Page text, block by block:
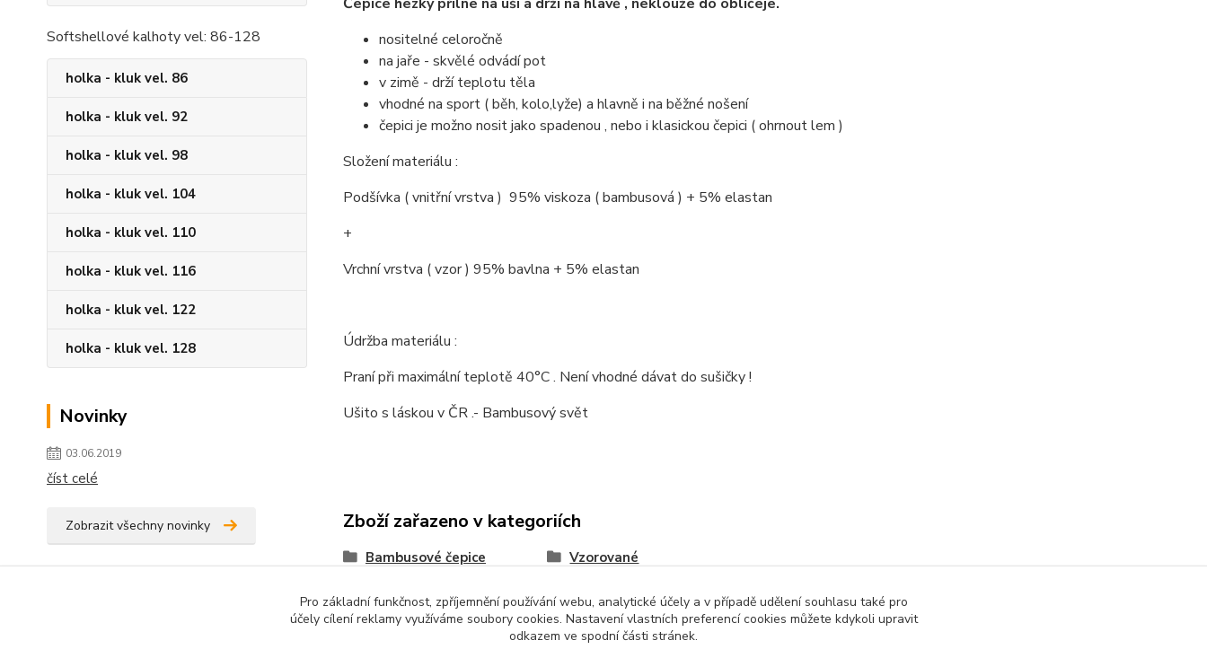
Softshellové kalhoty vel: 86-128
holka - kluk vel. 86
holka - kluk vel. 92
holka - kluk vel. 98
holka - kluk vel. 104
holka - kluk vel. 110
holka - kluk vel. 116
holka - kluk vel. 122
holka - kluk vel. 128
Novinky
03.06.2019
číst celé
Zobrazit všechny novinky
nositelné celoročně
na jaře - skvělé odvádí pot
v zimě - drží teplotu těla
vhodné na sport ( běh, kolo,lyže) a hlavně i na běžné nošení
čepici je možno nosit jako spadenou , nebo i klasickou čepici ( ohrnout lem )
Složení materiálu :
Podšívka ( vnitřní vrstva ) 95% viskoza ( bambusová ) + 5% elastan
+
Vrchní vrstva ( vzor ) 95% bavlna + 5% elastan
Údržba materiálu :
Praní při maximální teplotě 40°C . Není vhodné dávat do sušičky !
Ušito s láskou v ČR .- Bambusový svět
Zboží zařazeno v kategoriích
Bambusové čepice Vzorované
Pro základní funkčnost, zpříjemnění používání webu, analytické účely a v případě udělení souhlasu také pro
účely cílení reklamy využíváme soubory cookies. Nastavení vlastních preferencí cookies můžete kdykoli upravit
odkazem ve spodní části stránek.